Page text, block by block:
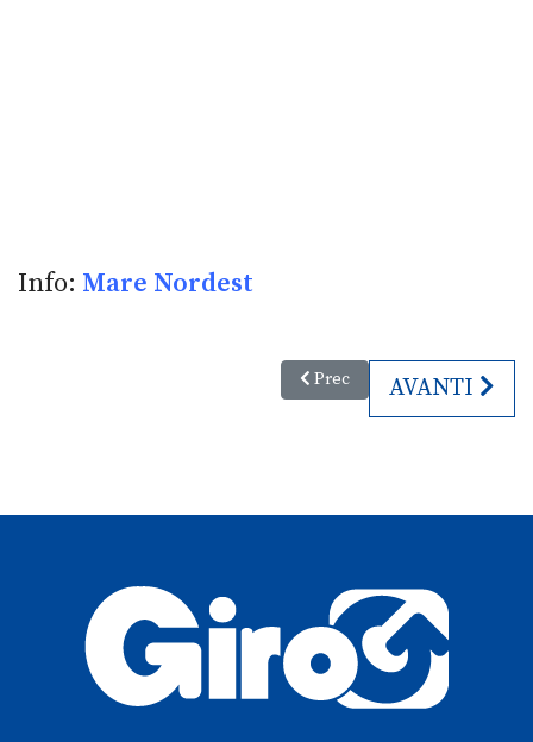
Info: Mare Nordest
Articolo precedente: Remo
Prec ARTICOLO
AVANTI